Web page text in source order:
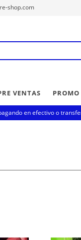
shop.com
VENTAS
en efectivo o